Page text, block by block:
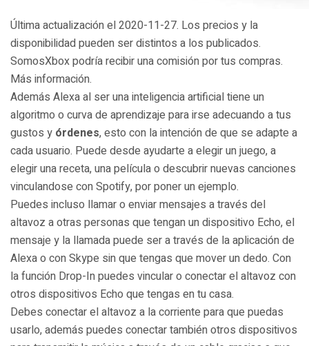
Última actualización el 2020-11-27. Los precios y la
disponibilidad pueden ser distintos a los publicados.
SomosXbox podría recibir una comisión por tus compras.
Más información.
Además Alexa al ser una inteligencia artificial tiene un
algoritmo o curva de aprendizaje para irse adecuando a tus
gustos y órdenes, esto con la intención de que se adapte a
cada usuario. Puede desde ayudarte a elegir un juego, a
elegir una receta, una película o descubrir nuevas canciones
vinculandose con Spotify, por poner un ejemplo.
Puedes incluso llamar o enviar mensajes a través del
altavoz a otras personas que tengan un dispositivo Echo, el
mensaje y la llamada puede ser a través de la aplicación de
Alexa o con Skype sin que tengas que mover un dedo. Con
la función Drop-In puedes vincular o conectar el altavoz con
otros dispositivos Echo que tengas en tu casa.
Debes conectar el altavoz a la corriente para que puedas
usarlo, además puedes conectar también otros dispositivos